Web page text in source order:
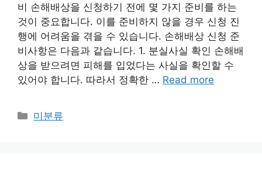
비 손해배상을 신청하기 전에 몇 가지 준비를 하는
것이 중요합니다. 이를 준비하지 않을 경우 신청 진
행에 어려움을 겪을 수 있습니다. 손해배상 신청 준
비사항은 다음과 같습니다. 1. 분실사실 확인 손해배
상을 받으려면 피해를 입었다는 사실을 확인할 수
있어야 합니다. 따라서 정확한 … Read more
Categories
미분류